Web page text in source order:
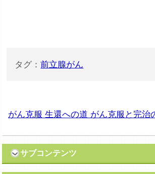
タグ：前立腺がん
がん克服 生還への道 がん克服と完治
サブコンテンツ